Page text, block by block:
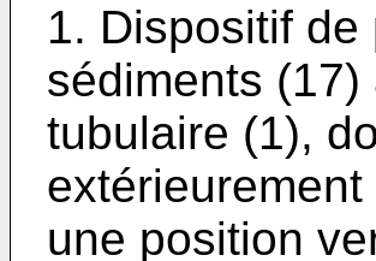
1. Dispositif
sédiments
tubulaire (1),
une position